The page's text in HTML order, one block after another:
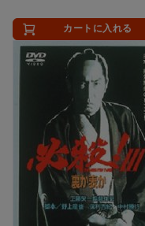
カートに入れる